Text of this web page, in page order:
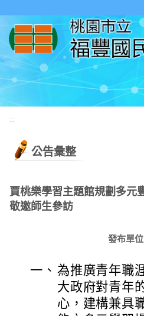
:::
公告彙整
賈桃樂學習主題館規劃多元
敬邀師生參訪
發布單位
一、 為推廣青年職
大政府對青年
心， 建構兼具